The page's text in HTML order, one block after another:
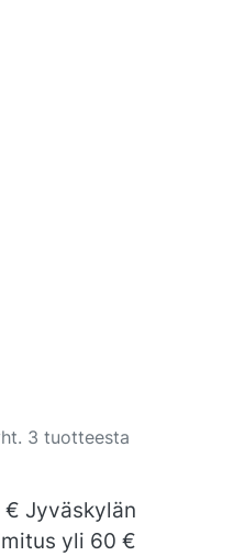
3 tuotteesta
Jyväskylän
yli 60 €